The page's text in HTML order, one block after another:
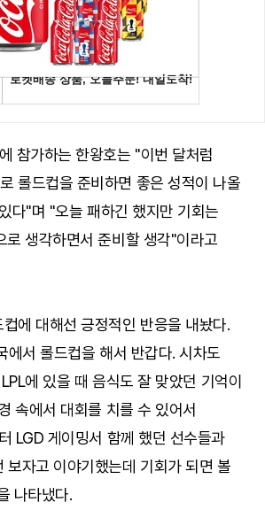
참가하는 한왕호는 "이번 달처럼
롤드컵을 준비하면 좋은 성적이 나올
다"며 "오늘 패하긴 했지만 기회는
로 생각하면서 준비할 생각"이라고
에 대해선 긍정적인 반응을 내놨다.
에서 롤드컵을 해서 반갑다. 시차도
에 있을 때 음식도 잘 맞았던 기억이
속에서 대회를 치를 수 있어서
LGD 게이밍서 함께 했던 선수들과
보자고 이야기했는데 기회가 되면 볼
나타냈다.